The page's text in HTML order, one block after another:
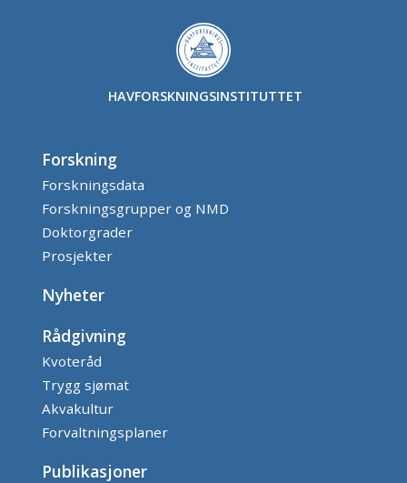
HAVFORSKNINGSINSTITUTTET
Forskning
Forskningsdata
Forskningsgrupper og NMD
Doktorgrader
Prosjekter
Nyheter
Rådgivning
Kvoteråd
Trygg sjømat
Akvakultur
Forvaltningsplaner
Publikasjoner